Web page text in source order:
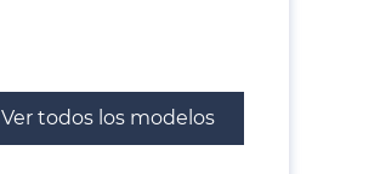
Ver todos los modelos